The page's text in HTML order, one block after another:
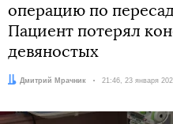
операцию по
Пациент потерял
девяностых
Автор:
Дмитрий Мрачник Дата:
21:46, 23 января